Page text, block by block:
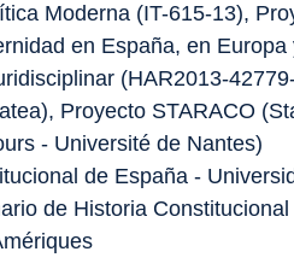
Moderna (IT-615-13),
en España, en Europa
(HAR2013-
Proyecto STARACO
- Université de Nantes)
de España -
de Historia